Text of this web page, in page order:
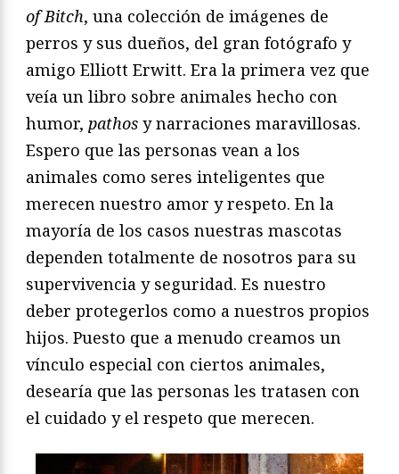
of Bitch, una colección de imágenes de
perros y sus dueños, del gran fotógrafo y
amigo Elliott Erwitt. Era la primera vez que
veía un libro sobre animales hecho con
humor, pathos y narraciones maravillosas.
Espero que las personas vean a los
animales como seres inteligentes que
merecen nuestro amor y respeto. En la
mayoría de los casos nuestras mascotas
dependen totalmente de nosotros para su
supervivencia y seguridad. Es nuestro
deber protegerlos como a nuestros propios
hijos. Puesto que a menudo creamos un
vínculo especial con ciertos animales,
desearía que las personas les tratasen con
el cuidado y el respeto que merecen.